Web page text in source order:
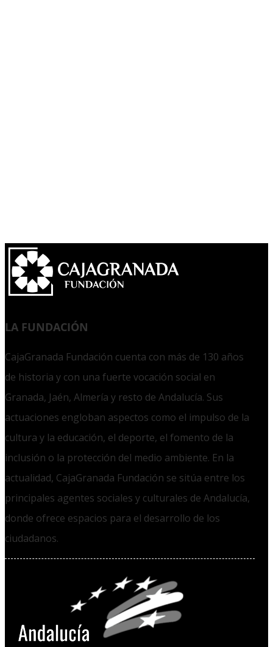
LA FUNDACIÓN
CajaGranada Fundación cuenta con más de 130 años
de historia y con una fuerte vocación social en
Granada, Jaén, Almería y resto de Andalucía. Sus
actuaciones engloban aspectos como el impulso de la
cultura y la educación, el deporte, el fomento de la
inclusión o la protección del medio ambiente. En la
actualidad, CajaGranada Fundación se sitúa entre los
principales agentes sociales y culturales de Andalucía,
donde ofrece espacios para el desarrollo de los
ciudadanos.